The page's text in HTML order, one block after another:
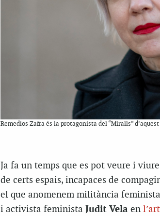
Remedios Zafra és la protagonista del “Miralls”
Ja fa un temps que es pot veure i
de certs espais, incapaces de
el que anomenem militància
i activista feminista Judit Velaen